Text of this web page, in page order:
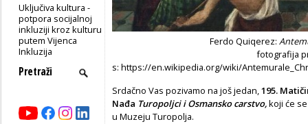
Uključiva kultura -
potpora socijalnoj
inkluziji kroz kulturu
putem Vijenca
Inkluzija
Ferdo Quiqerez:
fotografija
s: https://en.wikipedia.org/wiki/
Srdačno Vas pozivamo na još jedan,195.
Nađa Turopoljci i Osmansko carstvo,koji će
u Muzeju Turopolja.